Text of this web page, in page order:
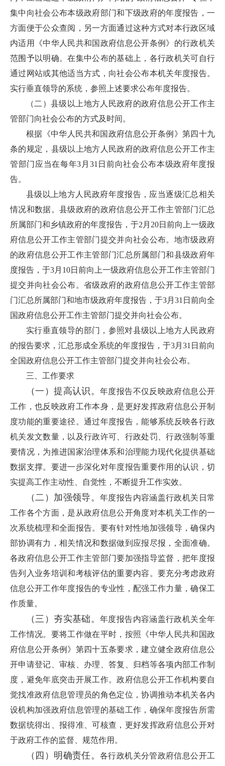
集中向社会公布本级政府部门和下级政府的年度报告，一
方面便于公众查阅，另一方面通过这种方式对本行政区域
内适用《中华人民共和国政府信息公开条例》的行政机关
范围予以明确。在集中公布的基础上，各行政机关可自行
通过网站或其他适当方式，向社会公布本机关年度报告。
实行垂直领导的系统，参照上述要求公布年度报告。
（二）县级以上地方人民政府的政府信息公开工作主
管部门向社会公布的方式及时间。
根据《中华人民共和国政府信息公开条例》第四十九
条的规定，县级以上地方人民政府的政府信息公开工作主
管部门应当在每年3月31日前向社会公布本级政府年度报
告。
县级以上地方人民政府年度报告，应当逐级汇总相关
情况和数据。县级政府的政府信息公开工作主管部门汇总
所属部门和乡镇政府的年度报告，于2月20日前向上一级政
府信息公开工作主管部门提交并向社会公布。地市级政府
的政府信息公开工作主管部门汇总所属部门和县级政府年
度报告，于3月10日前向上一级政府信息公开工作主管部门
提交并向社会公布。省级政府的政府信息公开工作主管部
门汇总所属部门和地市级政府年度报告，于3月31日前向全
国政府信息公开工作主管部门提交并向社会公布。
实行垂直领导的部门，参照对县级以上地方人民政府
的报告要求，汇总形成全系统的年度报告，于3月31日前向
全国政府信息公开工作主管部门提交并向社会公布。
三、工作要求
（一）提高认识。年度报告不仅反映政府信息公开
工作，也反映政府工作本身，是更好发挥政府信息公开制
度功能的重要途径。通过年度报告，能够系统反映各行政
机关发文数量，以及行政许可、行政处罚、行政强制等重
要情况，为推进国家治理体系和治理能力现代化提供基础
数据支撑。要进一步深化对年度报告重要作用的认识，切
实提高工作主动性、自觉性，不断提升工作实效。
（二）加强领导。年度报告内容涵盖行政机关日常
工作各个方面，是从政府信息公开角度对本机关工作的一
次系统梳理和全面报告。要有针对性地加强领导，确保内
部协调有力，相关情况和数据做到应报尽报，全面准确。
各政府信息公开工作主管部门要加强指导监督，把年度报
告列入业务培训和考核评估的重要内容。要充分考虑政府
信息公开工作年度报告的专业性，配强工作力量，确保工
作质量。
（三）夯实基础。年度报告内容涵盖行政机关全年
工作情况。要将工作做在平时，按照《中华人民共和国政
府信息公开条例》第四十五条要求，建立健全政府信息公
开申请登记、审核、办理、答复、归档等各项内部工作制
度，避免年底突击开展工作。政府信息公开工作机构要自
觉找准政府信息管理员的角色定位，协调推动本机关各内
设机构加强政府信息管理的基础工作，确保年度报告所需
数据统得出、报得准、可核查，更好发挥政府信息公开对
于政府工作的监督、规范作用。
（四）明确责任。各行政机关分管政府信息公开工